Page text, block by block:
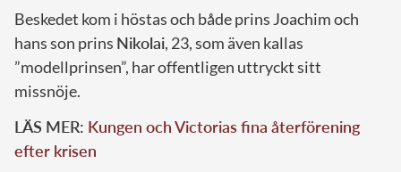
Beskedet kom i höstas och både prins Joachim och
hans son prins Nikolai, 23, som även kallas
”modellprinsen”, har offentligen uttryckt sitt
missnöje.
LÄS MER: Kungen och Victorias fina återförening
efter krisen